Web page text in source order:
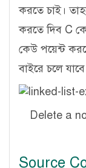
করতে চাই।
করতে দিব C
কেউ পয়েন্ট
বাইরে চলে
Delete a
Source